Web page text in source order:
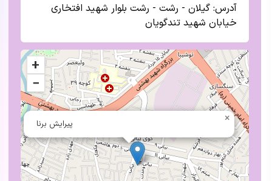
آدرس: گیلان - رشت - رشت بلوار شهید افتخاری
خیابان شهید تندگویان
پیرایش برنا ×
+
−